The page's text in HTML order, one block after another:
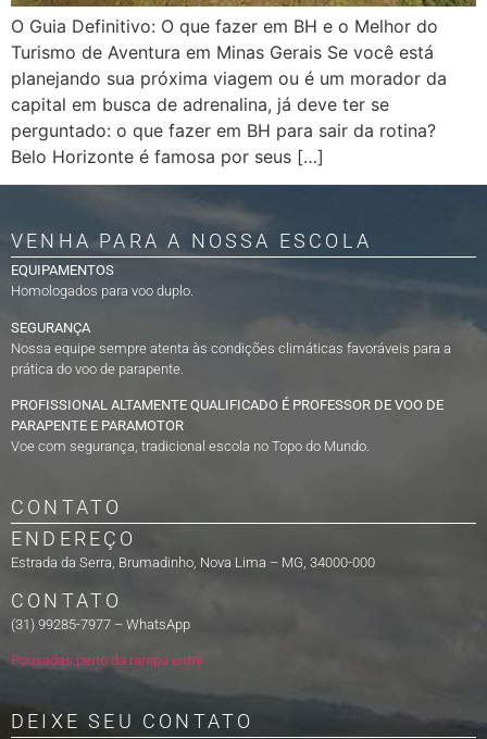
O Guia Definitivo: O que fazer em BH e o Melhor do
Turismo de Aventura em Minas Gerais Se você está
planejando sua próxima viagem ou é um morador da
capital em busca de adrenalina, já deve ter se
perguntado: o que fazer em BH para sair da rotina?
Belo Horizonte é famosa por seus […]
VENHA PARA A NOSSA ESCOLA
EQUIPAMENTOS
Homologados para voo duplo.
SEGURANÇA
Nossa equipe sempre atenta às condições climáticas favoráveis para a
prática do voo de parapente.
PROFISSIONAL ALTAMENTE QUALIFICADO É PROFESSOR DE VOO DE
PARAPENTE E PARAMOTOR
Voe com segurança, tradicional escola no Topo do Mundo.
CONTATO
ENDEREÇO
Estrada da Serra, Brumadinho, Nova Lima – MG, 34000-000
CONTATO
(31) 99285-7977 – WhatsApp
Pousadas perto da rampa entre
DEIXE SEU CONTATO